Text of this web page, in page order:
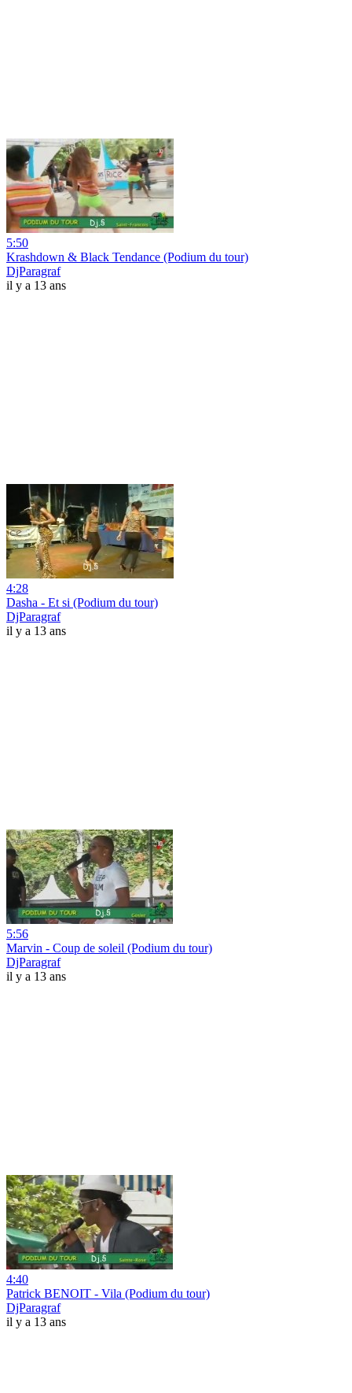
5:50
Krashdown & Black Tendance (Podium du tour)
DjParagraf
il y a 13 ans
4:28
Dasha - Et si (Podium du tour)
DjParagraf
il y a 13 ans
5:56
Marvin - Coup de soleil (Podium du tour)
DjParagraf
il y a 13 ans
4:40
Patrick BENOIT - Vila (Podium du tour)
DjParagraf
il y a 13 ans